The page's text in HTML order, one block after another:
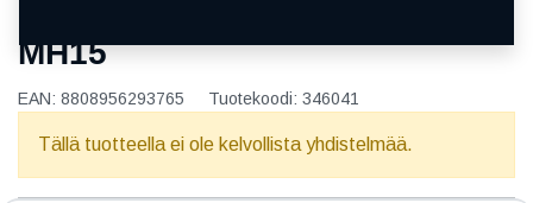
MH15
EAN: 8808956293765 Tuotekoodi: 346041
Tällä tuotteella ei ole kelvollista yhdistelmää.